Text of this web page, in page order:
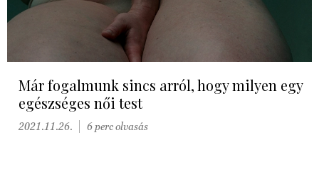
Már fogalmunk sincs arról, hogy milyen egy
egészséges női test
2021.11.26. 6 perc olvasás